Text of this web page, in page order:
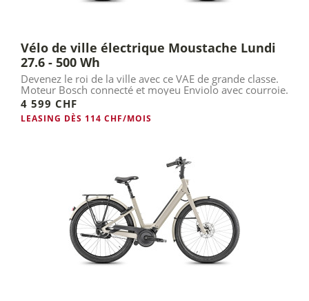
Vélo de ville électrique Moustache Lundi
27.6 - 500 Wh
Devenez le roi de la ville avec ce VAE de grande classe.
Moteur Bosch connecté et moyeu Enviolo avec courroie.
4 599 CHF
LEASING DÈS 114 CHF/MOIS